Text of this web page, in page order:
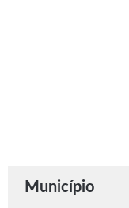
Município